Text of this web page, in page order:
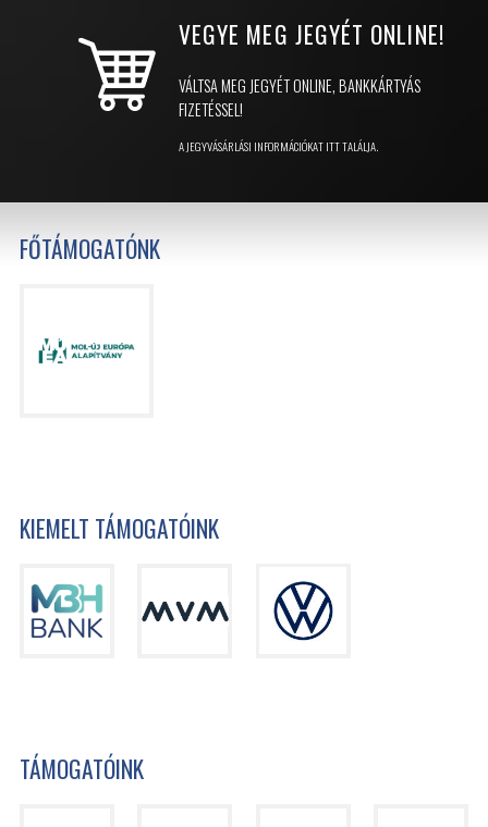
VEGYE MEG JEGYÉT ONLINE!
VÁLTSA MEG JEGYÉT ONLINE, BANKKÁRTYÁS
FIZETÉSSEL!
A JEGYVÁSÁRLÁSI INFORMÁCIÓKAT ITT TALÁLJA.
FŐTÁMOGATÓNK
KIEMELT TÁMOGATÓINK
TÁMOGATÓINK